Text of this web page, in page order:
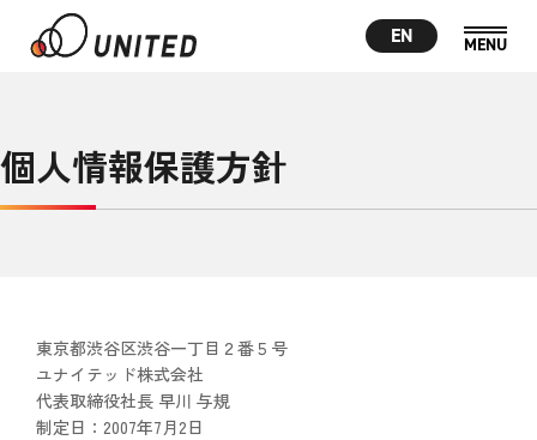
EN
個人情報保護方針
東京都渋谷区渋谷一丁目２番５号
ユナイテッド株式会社
代表取締役社長 早川 与規
制定日：2007年7月2日